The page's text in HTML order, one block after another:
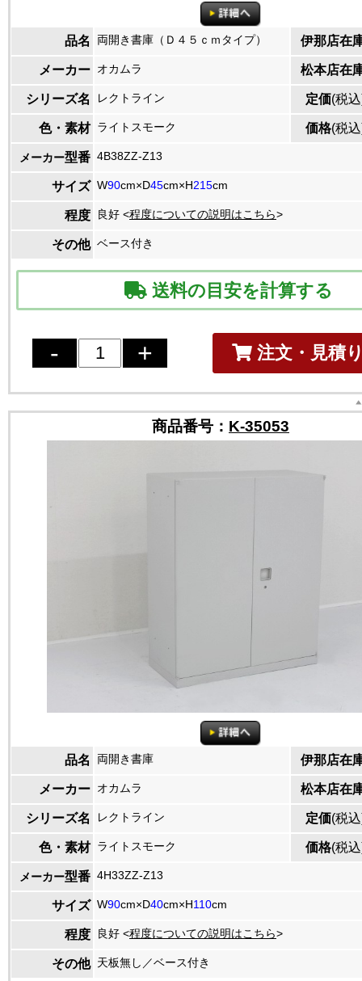
品名 両開き書庫（Ｄ４５ｃｍタイプ） 伊那店在
メーカー オカムラ 松本店在
シリーズ名 レクトライン 定価(税
色・素材 ライトスモーク 価格(税
メーカー型番 4B38ZZ-Z13
サイズ W90cm×D45cm×H215cm
程度 良好 <程度についての説明はこちら>
その他 ベース付き
送料の目安を計算する
注文・見積
商品番号： K-35053
品名 両開き書庫 伊那店在
メーカー オカムラ 松本店在
シリーズ名 レクトライン 定価(税
色・素材 ライトスモーク 価格(税
メーカー型番 4H33ZZ-Z13
サイズ W90cm×D40cm×H110cm
程度 良好 <程度についての説明はこちら>
その他 天板無し／ベース付き